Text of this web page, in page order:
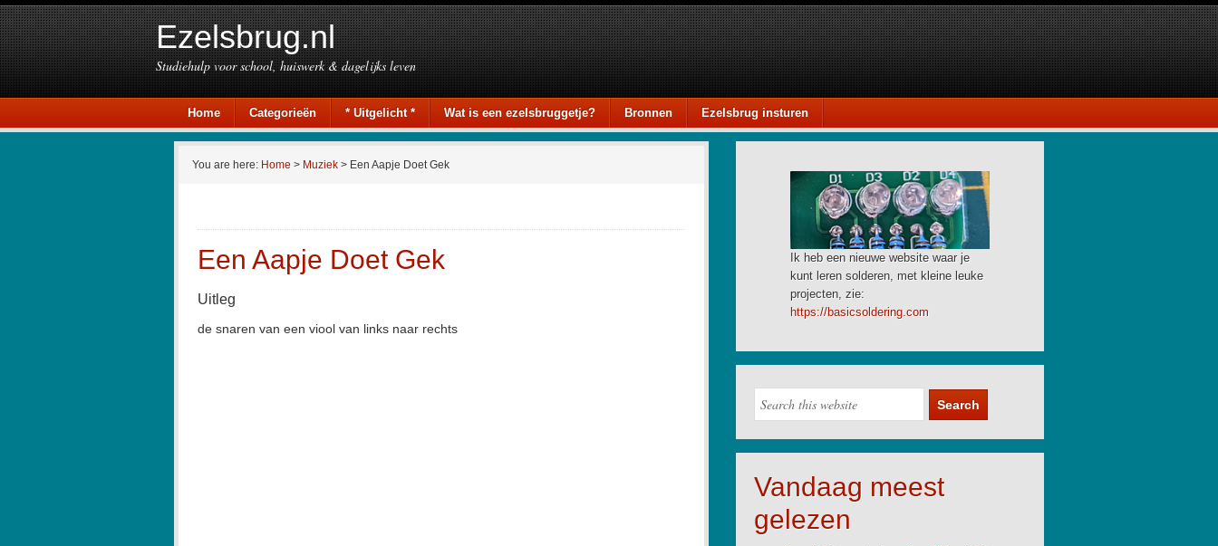
Ezelsbrug.nl
Studiehulp voor school, huiswerk & dagelijks leven
Home Categorieën * Uitgelicht * Wat is een ezelsbruggetje? Bronnen Ezelsbrug insturen
You are here: Home > Muziek > Een Aapje Doet Gek
Een Aapje Doet Gek
Uitleg
de snaren van een viool van links naar rechts
Ik heb een nieuwe website waar je
kunt leren solderen, met kleine leuke
projecten, zie:
https://basicsoldering.com
Vandaag meest
gelezen